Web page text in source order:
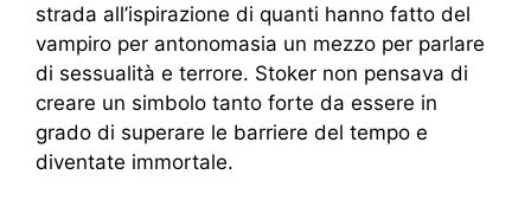
strada all’ispirazione di quanti hanno fatto del
vampiro per antonomasia un mezzo per parlare
di sessualità e terrore. Stoker non pensava di
creare un simbolo tanto forte da essere in
grado di superare le barriere del tempo e
diventate immortale.